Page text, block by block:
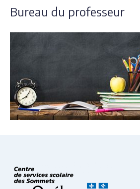
Bureau du professeur